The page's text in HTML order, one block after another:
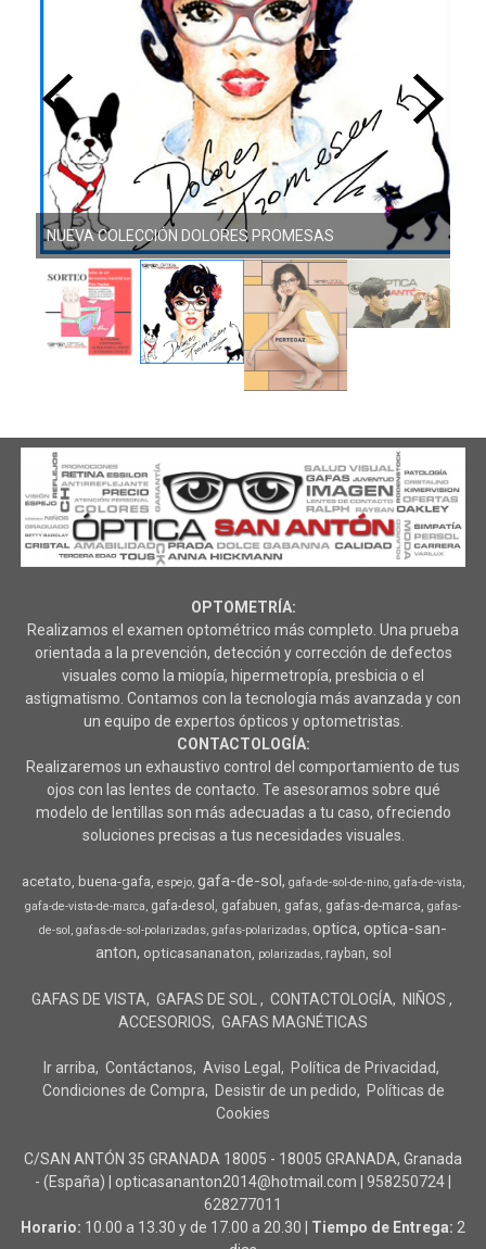
NUEVA COLECCIÓN DOLORES PROMESAS
OPTOMETRÍA:
Realizamos el examen optométrico más completo. Una prueba
orientada a la prevención, detección y corrección de defectos
visuales como la miopía, hipermetropía, presbicia o el
astigmatismo. Contamos con la tecnología más avanzada y con
un equipo de expertos ópticos y optometristas.
CONTACTOLOGÍA:
Realizaremos un exhaustivo control del comportamiento de tus
ojos con las lentes de contacto. Te asesoramos sobre qué
modelo de lentillas son más adecuadas a tu caso, ofreciendo
soluciones precisas a tus necesidades visuales.
acetato buena-gafa espejo gafa-de-sol gafa-de-sol-de-nino gafa-de-vista
gafa-de-vista-de-marca gafa-desol gafabuen gafas gafas-de-marca gafas-
de-sol
gafas-de-sol-polarizadas gafas-polarizadas optica optica-san-
anton opticasananaton polarizadas rayban sol
GAFAS DE VISTA GAFAS DE SOL CONTACTOLOGÍA
NIÑOS
ACCESORIOS
GAFAS MAGNÉTICAS
Ir arriba Contáctanos Aviso Legal
Política de Privacidad
Condiciones de Compra
Desistir de un pedido
Políticas de
Cookies
C/SAN ANTÓN 35 GRANADA 18005 - 18005 GRANADA, Granada
- (España) | opticasananton2014@hotmail.com | 958250724
628277011
Horario: 10.00 a 13.30 y de 17.00 a 20.30 | Tiempo de Entrega: 2